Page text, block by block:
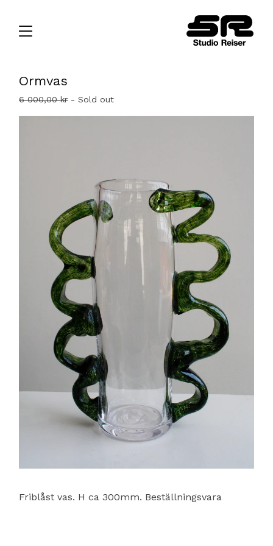
Ormvas
6 000,00kr- Sold out
Friblåst vas. H ca 300mm. Beställningsvara